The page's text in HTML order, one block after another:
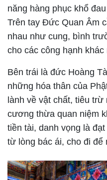
năng hàng phục khổ
Trên tay Đức Quan Âm
nhau như cung, bình
cho các công hạnh khác
Bên trái là đức Hoàng
những hóa thân của
lành về vật chất, tiêu
cương thừa quan niệm
tiền tài, danh vọng là
từ lòng bác ái, cho đi để